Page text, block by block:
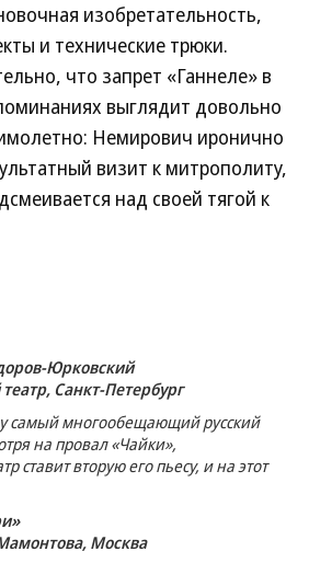
изобретательность,
и технические трюки.
что запрет «Ганнеле» в
выглядит довольно
Немирович иронично
визит к митрополиту,
над своей тягой к
Юрковский
Санкт-Петербург
самый многообещающий русский
на провал «Чайки»,
ставит вторую его пьесу, и на этот
Москва